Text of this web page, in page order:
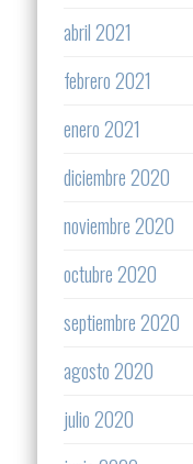
abril 2021
febrero 2021
enero 2021
diciembre 2020
noviembre 2020
octubre 2020
septiembre 2020
agosto 2020
julio 2020